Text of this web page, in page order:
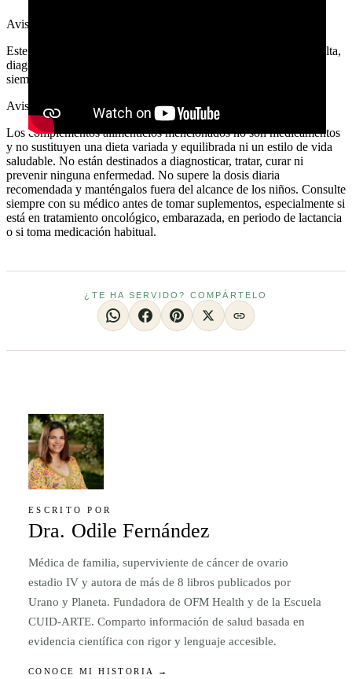
Aviso médico
Este contenido es informativo y educativo. No sustituye la consulta,
diagnóstico o tratamiento de un profesional sanitario. Consulta
siempre a tu médico antes de tomar decisiones sobre tu salud.
Aviso legal · complementos alimenticios
Los complementos alimenticios mencionados no son medicamentos
y no sustituyen una dieta variada y equilibrada ni un estilo de vida
saludable. No están destinados a diagnosticar, tratar, curar ni
prevenir ninguna enfermedad. No supere la dosis diaria
recomendada y manténgalos fuera del alcance de los niños. Consulte
siempre con su médico antes de tomar suplementos, especialmente si
está en tratamiento oncológico, embarazada, en periodo de lactancia
o si toma medicación habitual.
¿TE HA SERVIDO? COMPÁRTELO
ESCRITO POR
Dra. Odile Fernández
Médica de familia, superviviente de cáncer de ovario
estadio IV y autora de más de 8 libros publicados por
Urano y Planeta. Fundadora de OFM Health y de la Escuela
CUID-ARTE. Comparto información de salud basada en
evidencia científica con rigor y lenguaje accesible.
CONOCE MI HISTORIA →